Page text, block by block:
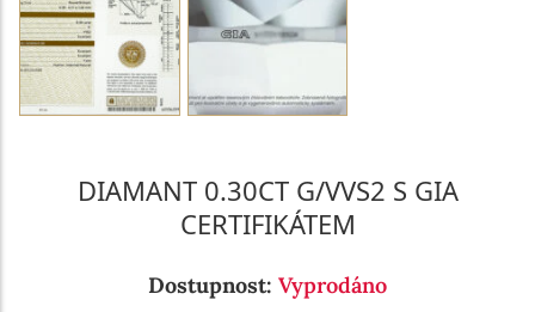
DIAMANT 0.30CT G/VVS2 S GIA
CERTIFIKÁTEM
Dostupnost: Vyprodáno